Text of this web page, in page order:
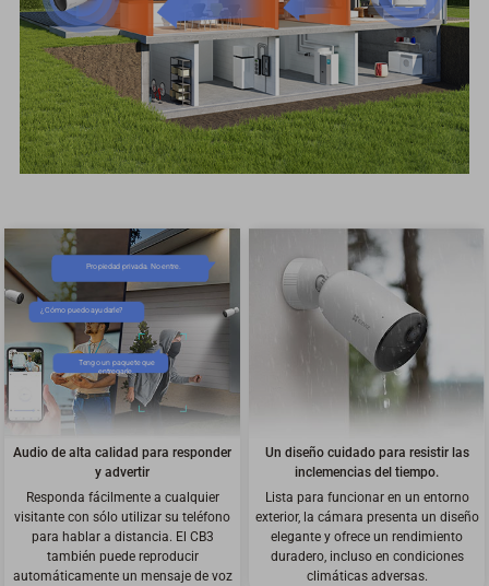
¿Cómo puedo ayudarle?
Propiedad privada. No entre.
Tengo un paquete que
entregarle.
Audio de alta calidad para responder
y advertir
Responda fácilmente a cualquier
visitante con sólo utilizar su teléfono
para hablar a distancia. El CB3
también puede reproducir
automáticamente un mensaje de voz
Un diseño cuidado para resistir las
inclemencias del tiempo.
Lista para funcionar en un entorno
exterior, la cámara presenta un diseño
elegante y ofrece un rendimiento
duradero, incluso en condiciones
climáticas adversas.